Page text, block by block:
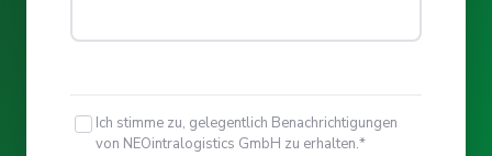
Ich stimme zu, gelegentlich Benachrichtigungen
von NEOintralogistics GmbH zu erhalten.*